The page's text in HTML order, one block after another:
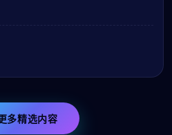
武用近乎纪录片的真实感，献给所有
多精选内容